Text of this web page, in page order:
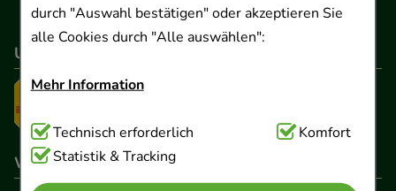
durch "Auswahl bestätigen" oder akzeptieren Sie
alle Cookies durch "Alle auswählen":
Mehr Information
Technisch Notwendig:Hierbei handelt es sich um
Cookies, die für die Grundfunktionen unserer
Website notwendig sind (z.B. Navigation,
Technisch erforderlich
Komfort
Statistik & Tracking
Unser Versanddienstleister
Wir sind hier gelistet